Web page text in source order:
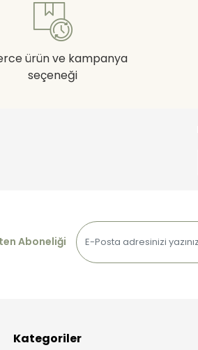
ürün ve kampanya
seçeneği
Aboneliği
Kategoriler